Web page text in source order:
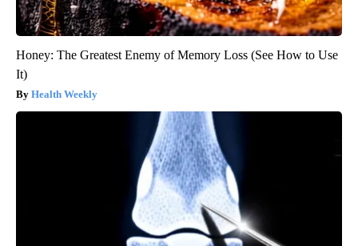
Honey: The Greatest Enemy of Memory Loss (See How to Use
It)
Health Weekly